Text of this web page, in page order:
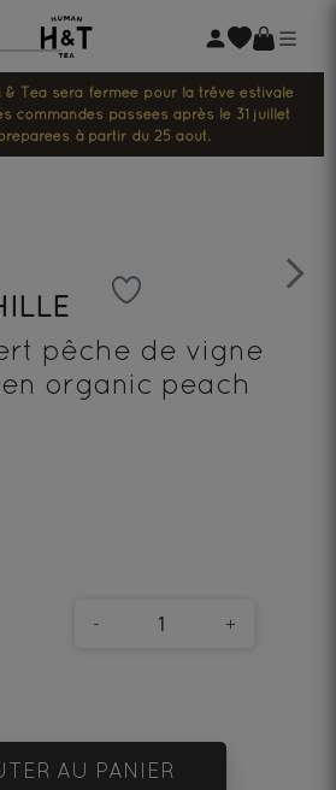
& Tea sera fermée pour la trêve estivale
commandes passées après le 31 juillet
à partir du 25 août.
Next
pêche de vigne
organic peach
- +
AU PANIER